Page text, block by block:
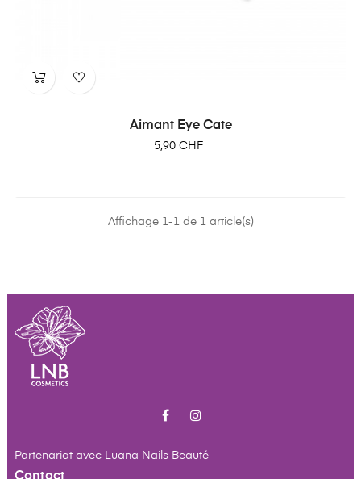
Aimant Eye Cate
Prix
5,90 CHF
Affichage 1-1 de 1 article(s)
Facebook
Partenariat avec Luana Nails Beauté